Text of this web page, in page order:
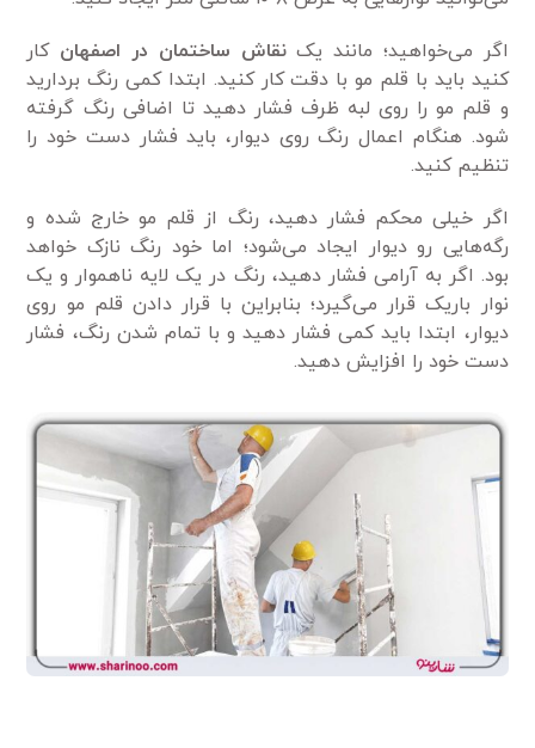
اگر می‌خواهید؛ مانند یکنقاش ساختمان در اصفهان کار
کنید باید با قلم مو با دقت کار کنید. ابتدا کمی رنگ بردارید
و قلم مو را روی لبه ظرف فشار دهید تا اضافی رنگ گرفته
شود. هنگام اعمال رنگ روی دیوار، باید فشار دست خود را
تنظیم کنید.
اگر خیلی محکم فشار دهید، رنگ از قلم مو خارج شده و
رگه‌هایی رو دیوار ایجاد می‌شود؛ اما خود رنگ نازک خواهد
بود. اگر به آرامی فشار دهید، رنگ در یک لایه ناهموار و یک
نوار باریک قرار می‌گیرد؛ بنابراین با قرار دادن قلم مو روی
دیوار، ابتدا باید کمی فشار دهید و با تمام شدن رنگ، فشار
دست خود را افزایش دهید.